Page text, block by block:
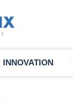
INNOVATION